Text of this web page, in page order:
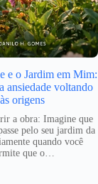
e o Jardim em Mim:
ansiedade voltando
às origens
a obra: Imagine que
pelo seu jardim da
quando você
que o…